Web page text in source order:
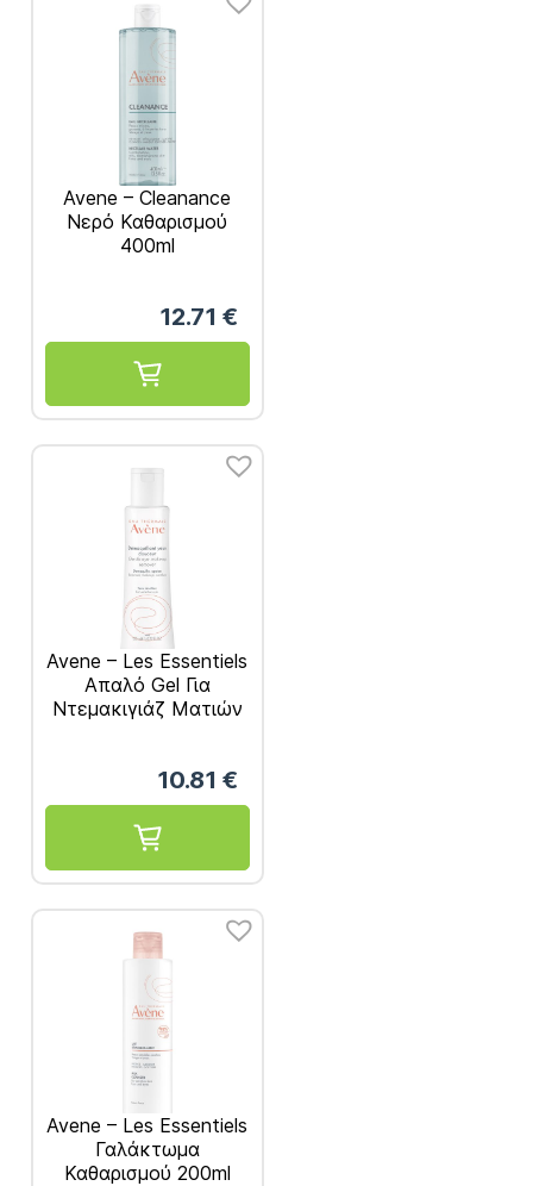
Avene – Cleanance
Νερό Καθαρισμού
400ml
12.71 €
Avene – Les Essentiels
Απαλό Gel Για
Ντεμακιγιάζ Ματιών
10.81 €
Avene – Les Essentiels
Γαλάκτωμα
Καθαρισμού 200ml